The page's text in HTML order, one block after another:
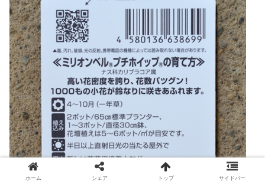
ホーム シェア トップ サイドバー